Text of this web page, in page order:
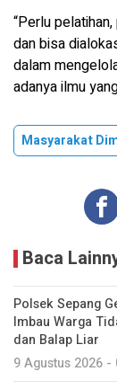
“Perlu
dan bisa
dalam
adanya ilmu
Masyarakat
Baca
Polsek Sepang
Imbau Warga
dan Balap Liar
9 Agustus 2026 -